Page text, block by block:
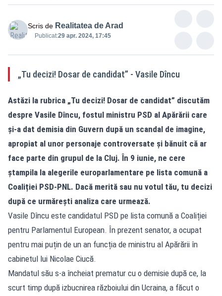
Scris de Realitatea de Arad
Publicat:29 apr. 2024, 17:45
„Tu decizi! Dosar de candidat” - Vasile Dîncu
Astăzi la rubrica „Tu decizi! Dosar de candidat” discutăm
despre Vasile Dîncu, fostul ministru PSD al Apărării care
și-a dat demisia din Guvern după un scandal de imagine,
apropiat al unor personaje controversate și bănuit că ar
face parte din grupul de la Cluj. În 9 iunie, ne cere
ștampila la alegerile europarlamentare pe lista comună a
Coaliției PSD-PNL. Dacă merită sau nu votul tău, tu decizi
după ce urmărești analiza care urmează.
Vasile Dîncu este candidatul PSD pe lista comună a Coaliției
pentru Parlamentul European. În prezent senator, a ocupat
pentru mai puțin de un an funcția de ministru al Apărării în
cabinetul lui Nicolae Ciucă.
Mandatul său s-a încheiat prematur cu o demisie după ce, la
scurt timp după izbucnirea războiului din Ucraina, a făcut o